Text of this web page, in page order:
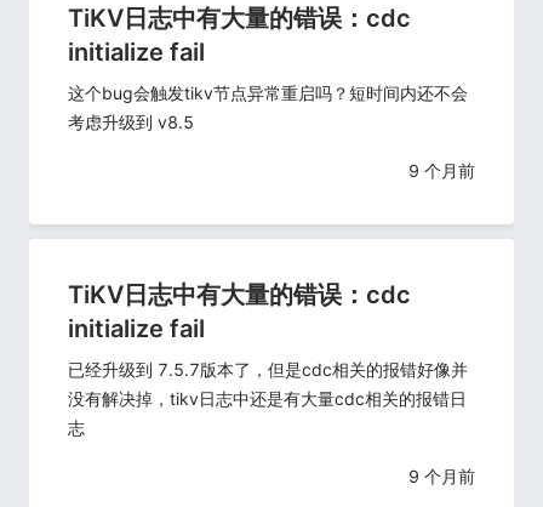
TiKV日志中有大量的错误：cdc
initialize fail
这个bug会触发tikv节点异常重启吗？短时间内还不会
考虑升级到 v8.5
9 个月前
TiKV日志中有大量的错误：cdc
initialize fail
已经升级到 7.5.7版本了，但是cdc相关的报错好像并
没有解决掉，tikv日志中还是有大量cdc相关的报错日
志
9 个月前